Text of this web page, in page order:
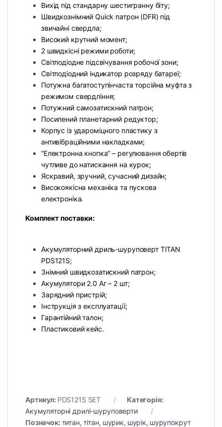
Вихід під стандарну шестигранну біту;
Швидкознімний Quick патрон (DFR) під
звичайні свердла;
Високий крутний момент;
2 швидкісні режими роботи;
Світлодіодне підсвічування робочої зони;
Світлодіодний індикатор розряду батареї;
Потужна багатоступінчаста торсійна муфта з
режимом свердління;
Потужний самозатискний патрон;
Посилений планетарний редуктор;
Корпус із удароміцного пластику з
антивібраційними накладками;
“Електронна кнопка” – регулювання обертів
чутливе до натискання на курок;
Яскравий, зручний, сучасний дизайн;
Високоякісна механіка та пускова
електроніка.
Комплект поставки:
Акумуляторний дриль-шуруповерт TITAN
PDS121S;
Знімний швидкозатискний патрон;
Акумулятори 2.0 Аг – 2 шт;
Зарядний пристрій;
Інструкція з експлуатації;
Гарантійний талон;
Пластиковий кейс.
Артикул: PDS121S SET
Категорія:
Акумуляторні дрилі-шуруповерти
Позначок: титан, тітан, шурик, шурік, шурупокрут